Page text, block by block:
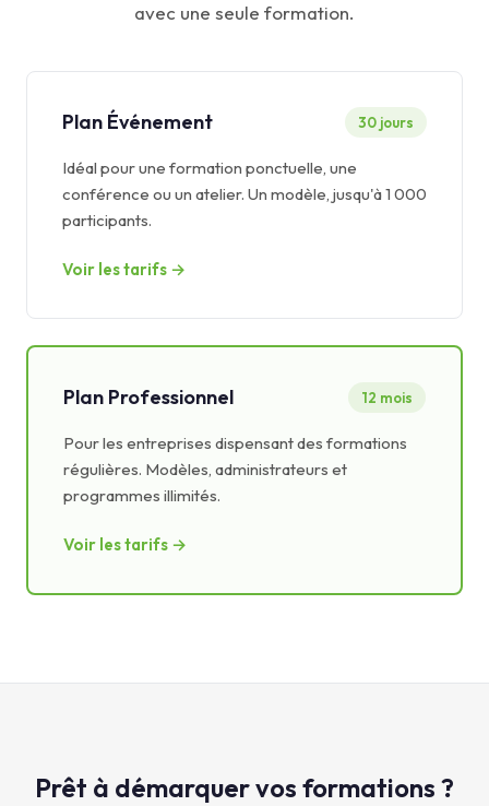
avec une seule formation.
Plan Événement 30 jours
Idéal pour une formation ponctuelle, une
conférence ou un atelier. Un modèle, jusqu'à 1 000
participants.
Voir les tarifs →
Plan Professionnel 12 mois
Pour les entreprises dispensant des formations
régulières. Modèles, administrateurs et
programmes illimités.
Voir les tarifs →
Prêt à démarquer vos formations ?